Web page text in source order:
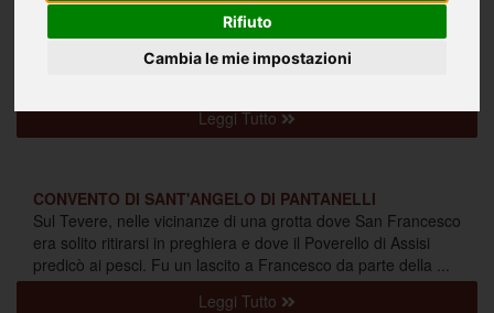
Rifiuto
Cambia le mie impostazioni
Di provenienza sconosciuta, è conservata presso
l'Antiquarium di Baschi ed è visibile sulla fronte del palazzo
Leggi Tutto
CONVENTO DI SANT'ANGELO DI PANTANELLI
Sul Tevere, nelle vicinanze di una grotta dove San Francesco
era solito ritirarsi in preghiera e dove il Poverello di Assisi
predicò ai pesci. Fu un lascito a Francesco da parte della ...
Leggi Tutto